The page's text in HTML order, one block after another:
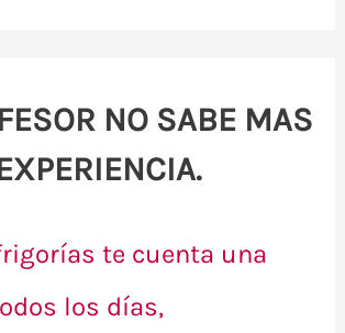
NO SABE MAS
te cuenta una
los días,